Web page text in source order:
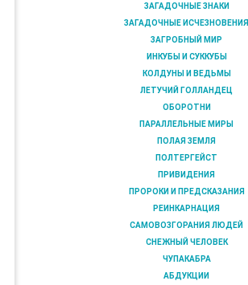
ЗАГАДОЧНЫЕ ЗНАКИ
ЗАГАДОЧНЫЕ ИСЧЕЗНОВЕНИЯ
ЗАГРОБНЫЙ МИР
ИНКУБЫ И СУККУБЫ
КОЛДУНЫ И ВЕДЬМЫ
ЛЕТУЧИЙ ГОЛЛАНДЕЦ
ОБОРОТНИ
ПАРАЛЛЕЛЬНЫЕ МИРЫ
ПОЛАЯ ЗЕМЛЯ
ПОЛТЕРГЕЙСТ
ПРИВИДЕНИЯ
ПРОРОКИ И ПРЕДСКАЗАНИЯ
РЕИНКАРНАЦИЯ
САМОВОЗГОРАНИЯ ЛЮДЕЙ
СНЕЖНЫЙ ЧЕЛОВЕК
ЧУПАКАБРА
АБДУКЦИИ